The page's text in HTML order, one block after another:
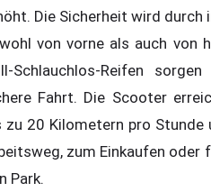
Die Sicherheit wird durch
von vorne als auch von
Schlauchlos-Reifen
Fahrt. Die Scooter
zu 20 Kilometern pro
zum Einkaufen oder
Park.